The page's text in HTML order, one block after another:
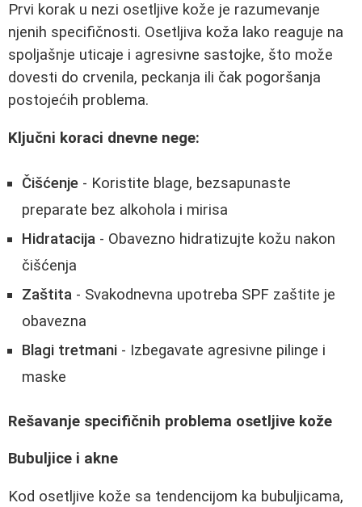
Prvi korak u nezi osetljive kože je razumevanje
njenih specifičnosti. Osetljiva koža lako reaguje na
spoljašnje uticaje i agresivne sastojke, što može
dovesti do crvenila, peckanja ili čak pogoršanja
postojećih problema.
Ključni koraci dnevne nege:
Čišćenje - Koristite blage, bezsapunaste
preparate bez alkohola i mirisa
Hidratacija - Obavezno hidratizujte kožu nakon
čišćenja
Zaštita - Svakodnevna upotreba SPF zaštite je
obavezna
Blagi tretmani - Izbegavate agresivne pilinge i
maske
Rešavanje specifičnih problema osetljive kože
Bubuljice i akne
Kod osetljive kože sa tendencijom ka bubuljicama,